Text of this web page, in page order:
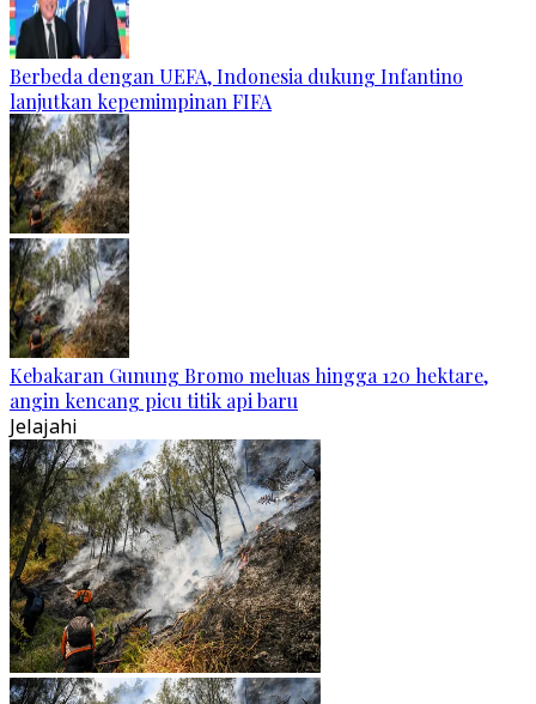
Berbeda dengan UEFA, Indonesia dukung Infantino
lanjutkan kepemimpinan FIFA
Kebakaran Gunung Bromo meluas hingga 120 hektare,
angin kencang picu titik api baru
Jelajahi